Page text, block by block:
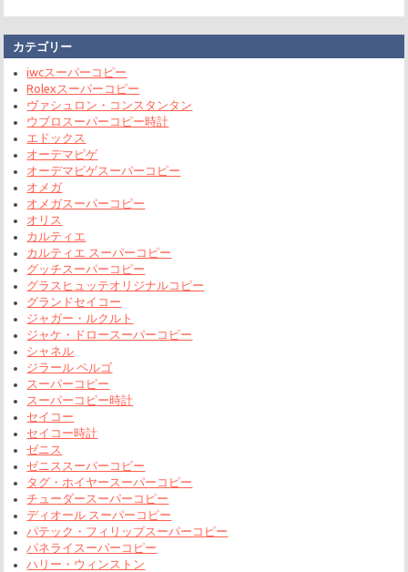
カテゴリー
iwcスーパーコピー
Rolexスーパーコピー
ヴァシュロン・コンスタンタン
ウブロスーパーコピー時計
エドックス
オーデマピゲ
オーデマピゲスーパーコピー
オメガ
オメガスーパーコピー
オリス
カルティエ
カルティエ スーパーコピー
グッチスーパーコピー
グラスヒュッテオリジナルコピー
グランドセイコー
ジャガー・ルクルト
ジャケ・ドロースーパーコピー
シャネル
ジラール ペルゴ
スーパーコピー
スーパーコピー時計
セイコー
セイコー時計
ゼニス
ゼニススーパーコピー
タグ・ホイヤースーパーコピー
チューダースーパーコピー
ディオール スーパーコピー
パテック・フィリップスーパーコピー
パネライスーパーコピー
ハリー・ウィンストン